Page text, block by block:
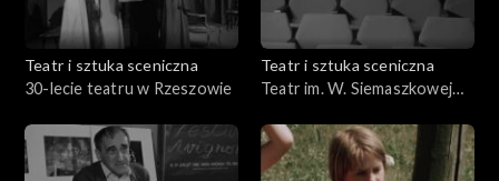
Teatr i sztuka sceniczna
30-lecie teatru w Rzeszowie
Teatr i sztuka sceniczna
Teatr im. W. Siemaszkowej